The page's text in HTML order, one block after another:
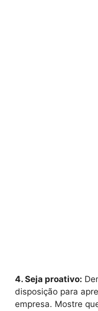
4. Seja proativo:
disposição para
empresa. Mostre